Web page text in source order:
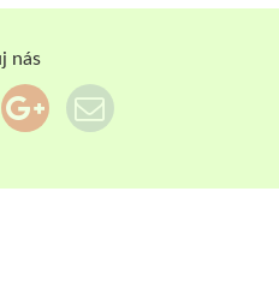
nás